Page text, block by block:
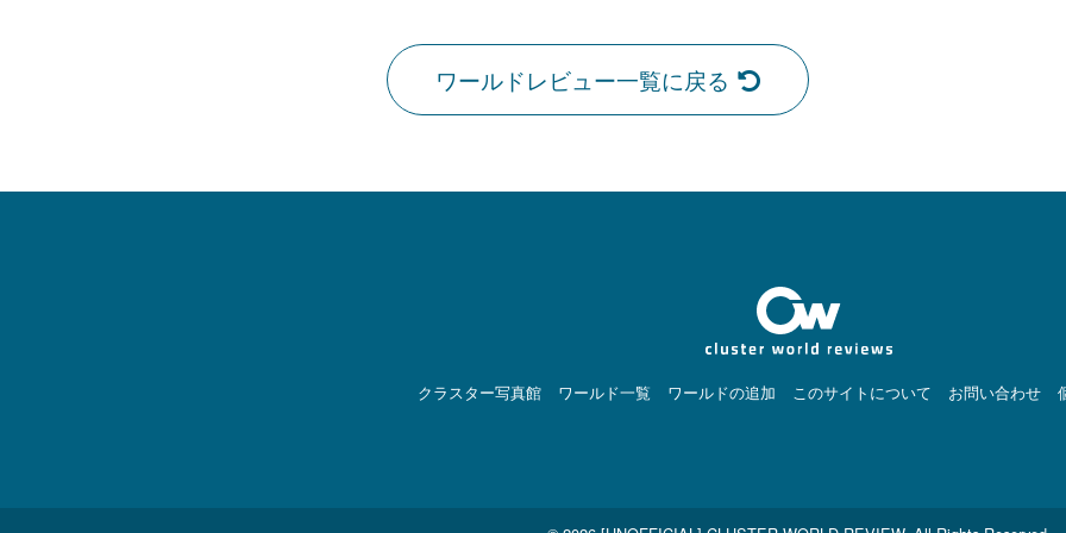
ワールドレビュー一覧に戻る
クラスター写真館 ワールド一覧 ワールドの追加 このサイトについて お問い合わせ